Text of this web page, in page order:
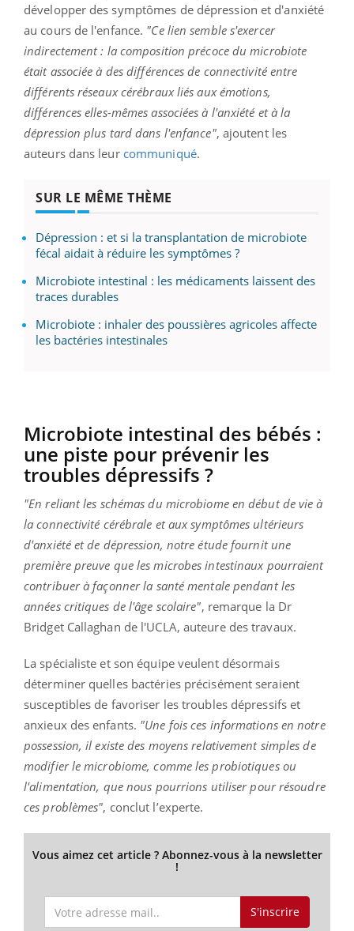
développer des symptômes de dépression et d'anxiété
au cours de l'enfance. "Ce lien semble s'exercer
indirectement : la composition précoce du microbiote
était associée à des différences de connectivité entre
différents réseaux cérébraux liés aux émotions,
différences elles-mêmes associées à l'anxiété et à la
dépression plus tard dans l'enfance", ajoutent les
auteurs dans leur communiqué.
SUR LE MÊME THÈME
Dépression : et si la transplantation de microbiote
fécal aidait à réduire les symptômes ?
Microbiote intestinal : les médicaments laissent des
traces durables
Microbiote : inhaler des poussières agricoles affecte
les bactéries intestinales
Microbiote intestinal des bébés :
une piste pour prévenir les
troubles dépressifs ?
"En reliant les schémas du microbiome en début de vie à
la connectivité cérébrale et aux symptômes ultérieurs
d'anxiété et de dépression, notre étude fournit une
première preuve que les microbes intestinaux pourraient
contribuer à façonner la santé mentale pendant les
années critiques de l'âge scolaire", remarque la Dr
Bridget Callaghan de l'UCLA, auteure des travaux.
La spécialiste et son équipe veulent désormais
déterminer quelles bactéries précisément seraient
susceptibles de favoriser les troubles dépressifs et
anxieux des enfants. "Une fois ces informations en notre
possession, il existe des moyens relativement simples de
modifier le microbiome, comme les probiotiques ou
l'alimentation, que nous pourrions utiliser pour résoudre
ces problèmes", conclut l’experte.
Vous aimez cet article ? Abonnez-vous à la newsletter
!
S'inscrire